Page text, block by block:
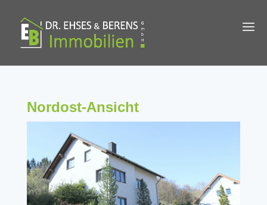
Nordost-Ansicht